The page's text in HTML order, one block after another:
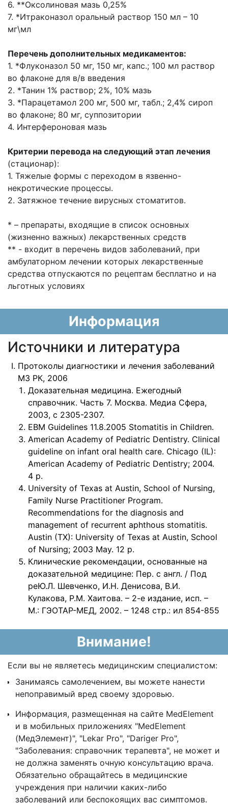
6. **Оксолиновая мазь 0,25%
7. *Итраконазол оральный раствор 150 мл – 10
мг\мл
Перечень дополнительных медикаментов:
1. *Флуконазол 50 мг, 150 мг, капс.; 100 мл раствор
во флаконе для в/в введения
2. *Танин 1% раствор; 2%, 10% мазь
3. *Парацетамол 200 мг, 500 мг, табл.; 2,4% сироп
во флаконе; 80 мг, суппозитории
4. Интерфероновая мазь
Критерии перевода на следующий этап лечения
(стационар):
1. Тяжелые формы с переходом в язвенно-
некротические процессы.
2. Затяжное течение вирусных стоматитов.
* – препараты, входящие в список основных
(жизненно важных) лекарственных средств
** - входит в перечень видов заболеваний, при
амбулаторном лечении которых лекарственные
средства отпускаются по рецептам бесплатно и на
льготных условиях
Информация
Источники и литература
Протоколы диагностики и лечения заболеваний
МЗ РК, 2006
Доказательная медицина. Ежегодный
справочник. Часть 7. Москва. Медиа Сфера,
2003, с 2305-2307.
EBM Guidelines 11.8.2005 Stomatitis in Children.
American Academy of Pediatric Dentistry. Clinical
guideline on infant oral health care. Chicago (IL):
American Academy of Pediatric Dentistry; 2004.
4 p.
University of Texas at Austin, School of Nursing,
Family Nurse Practitioner Program.
Recommendations for the diagnosis and
management of recurrent aphthous stomatitis.
Austin (TX): University of Texas at Austin, School
of Nursing; 2003 May. 12 p.
Клинические рекомендации, основанные на
доказательной медицине: Пер. с англ. / Под
реЮ.Л. Шевченко, И.Н. Денисова, В.И.
Кулакова, Р.М. Хаитова. – 2-е издание, исп. –
М.: ГЭОТАР-МЕД, 2002. – 1248 стр.: ил 854-855
Внимание!
Если вы не являетесь медицинским специалистом:
Занимаясь самолечением, вы можете нанести
непоправимый вред своему здоровью.
Информация, размещенная на сайте MedElement
и в мобильных приложениях "MedElement
(МедЭлемент)", "Lekar Pro", "Dariger Pro",
"Заболевания: справочник терапевта", не может и
не должна заменять очную консультацию врача.
Обязательно обращайтесь в медицинские
учреждения при наличии каких-либо
заболеваний или беспокоящих вас симптомов.